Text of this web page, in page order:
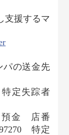
支援するマ
パの送金先
定失踪者
金 店番
特定